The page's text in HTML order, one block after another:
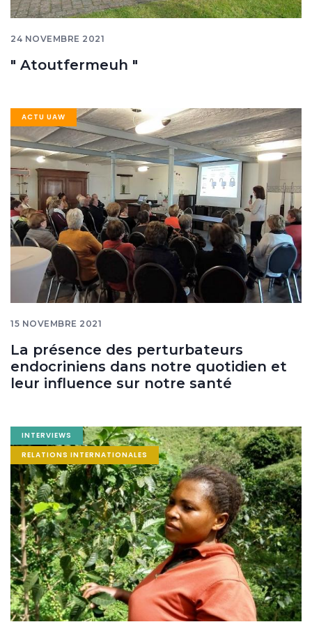
24 NOVEMBRE 2021
" Atoutfermeuh "
ACTU UAW
Image
banner
15 NOVEMBRE 2021
La présence des perturbateurs
endocriniens dans notre quotidien et
leur influence sur notre santé
INTERVIEWS
RELATIONS INTERNATIONALES
Image
banner